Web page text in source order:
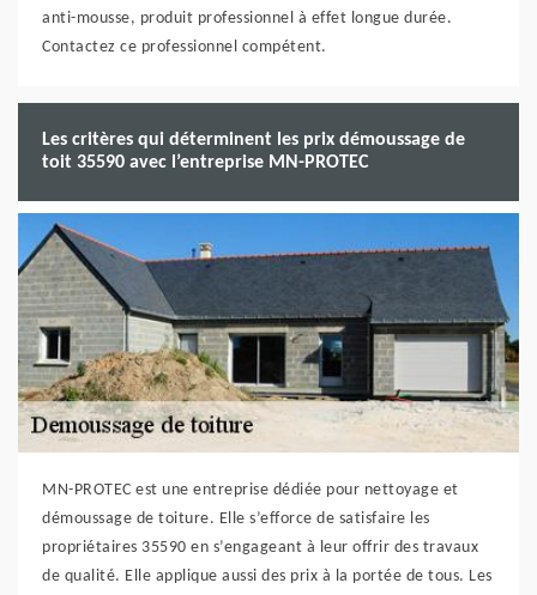
anti-mousse, produit professionnel à effet longue durée.
Contactez ce professionnel compétent.
Les critères qui déterminent les prix démoussage de
toit 35590 avec l’entreprise MN-PROTEC
MN-PROTEC est une entreprise dédiée pour nettoyage et
démoussage de toiture. Elle s’efforce de satisfaire les
propriétaires 35590 en s’engageant à leur offrir des travaux
de qualité. Elle applique aussi des prix à la portée de tous. Les